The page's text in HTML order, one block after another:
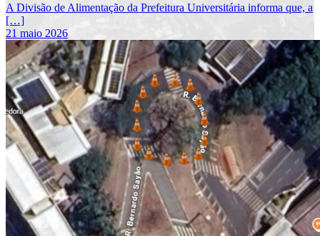
A Divisão de Alimentação da Prefeitura Universitária informa que, a
[…]
21 maio 2026